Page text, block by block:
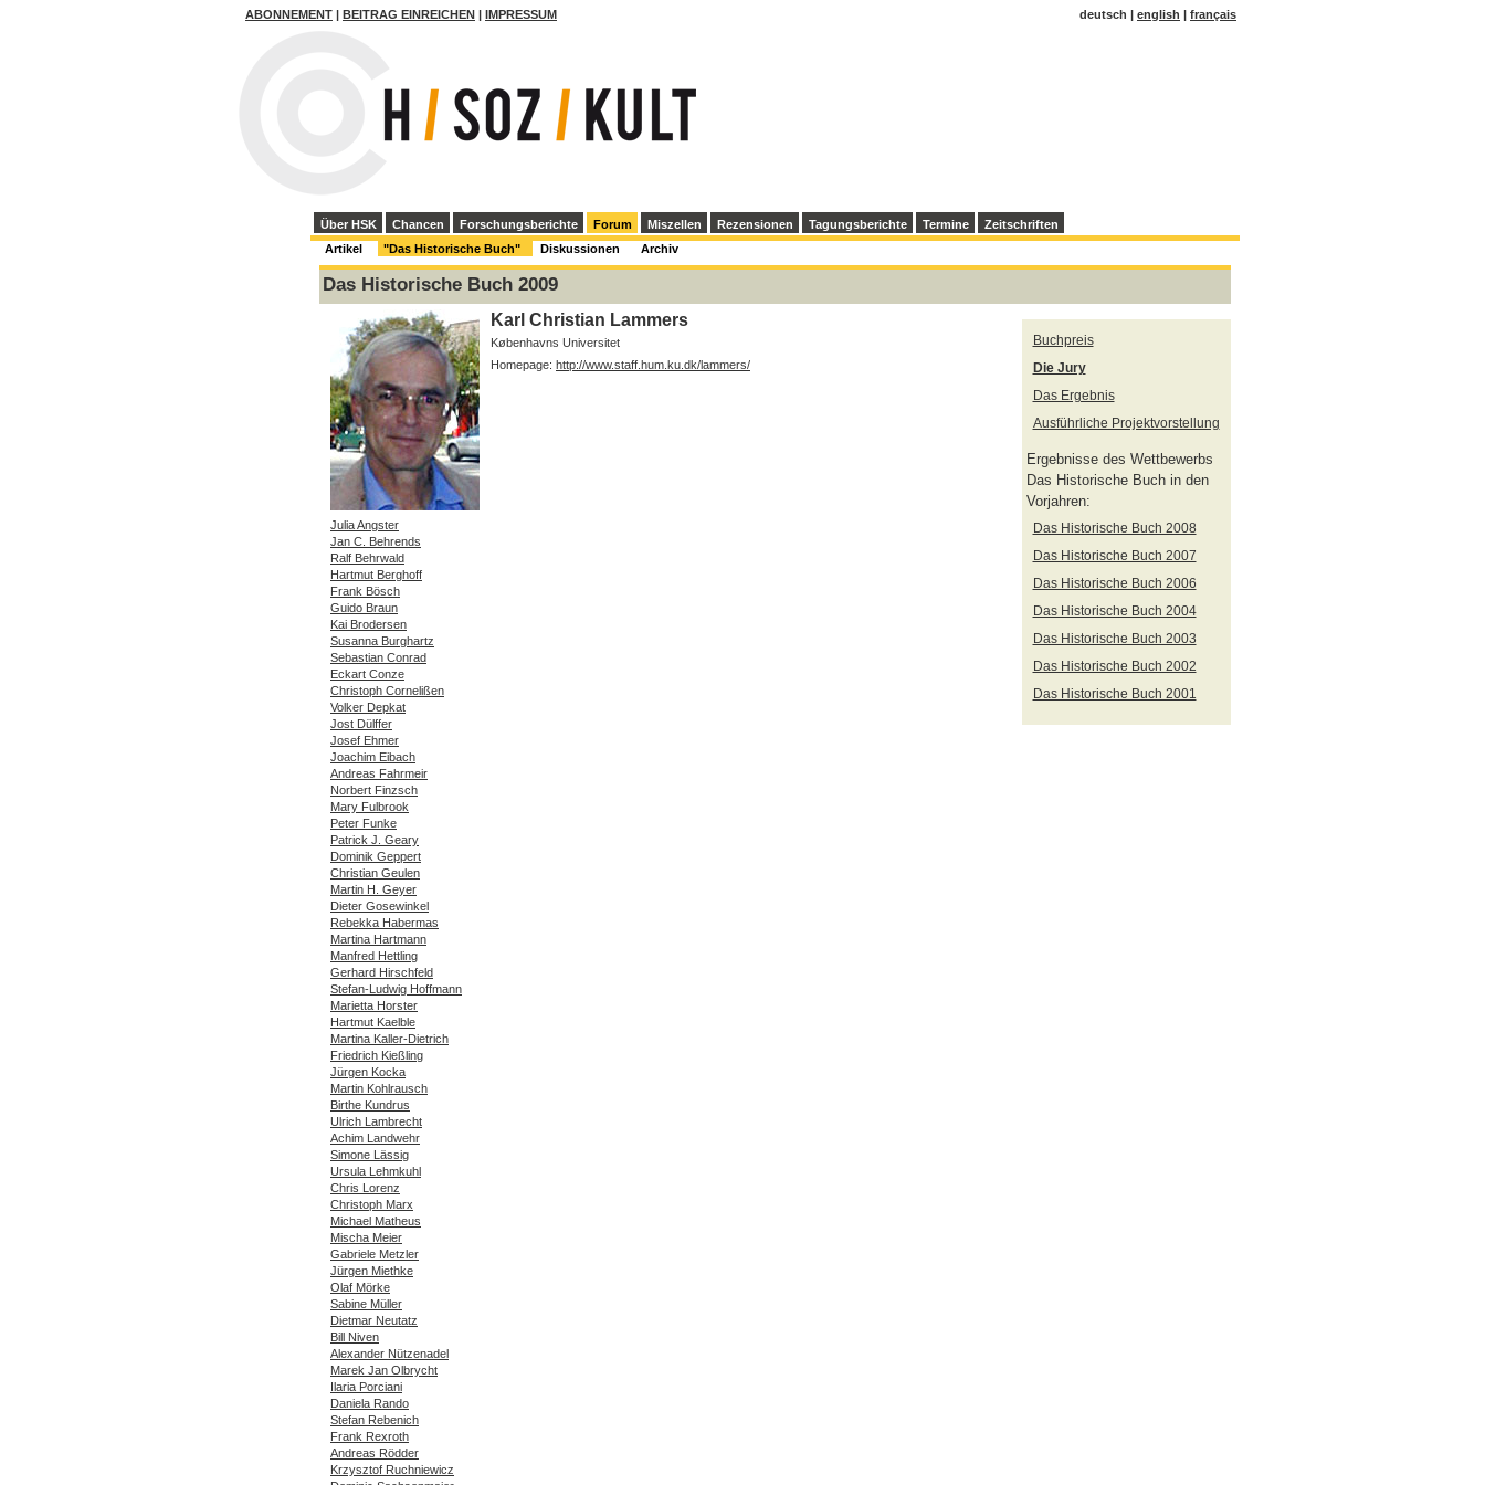
ABONNEMENT BEITRAG EINREICHEN IMPRESSUM deutsch | english français
Über HSK Chancen Forschungsberichte Forum Miszellen Rezensionen Tagungsberichte Termine
Zeitschriften
Artikel
"Das Historische Buch" Diskussionen Archiv
Das Historische Buch 2009
Buchpreis
Die Jury
Das Ergebnis
Ausführliche Projektvorstellung
Ergebnisse des Wettbewerbs
Das Historische Buch in den
Vorjahren:
Das Historische Buch 2008
Das Historische Buch 2007
Das Historische Buch 2006
Das Historische Buch 2004
Das Historische Buch 2003
Das Historische Buch 2002
Das Historische Buch 2001
Julia Angster
Jan C. Behrends
Ralf Behrwald
Hartmut Berghoff
Frank Bösch
Guido Braun
Kai Brodersen
Susanna Burghartz
Sebastian Conrad
Eckart Conze
Christoph Cornelißen
Volker Depkat
Jost Dülffer
Josef Ehmer
Joachim Eibach
Andreas Fahrmeir
Norbert Finzsch
Mary Fulbrook
Peter Funke
Patrick J. Geary
Dominik Geppert
Christian Geulen
Martin H. Geyer
Dieter Gosewinkel
Rebekka Habermas
Martina Hartmann
Manfred Hettling
Gerhard Hirschfeld
Stefan-Ludwig Hoffmann
Marietta Horster
Hartmut Kaelble
Martina Kaller-Dietrich
Friedrich Kießling
Jürgen Kocka
Martin Kohlrausch
Birthe Kundrus
Ulrich Lambrecht
Achim Landwehr
Simone Lässig
Ursula Lehmkuhl
Chris Lorenz
Christoph Marx
Michael Matheus
Mischa Meier
Gabriele Metzler
Jürgen Miethke
Olaf Mörke
Sabine Müller
Dietmar Neutatz
Bill Niven
Alexander Nützenadel
Marek Jan Olbrycht
Ilaria Porciani
Daniela Rando
Stefan Rebenich
Frank Rexroth
Andreas Rödder
Krzysztof Ruchniewicz
Karl Christian Lammers
Københavns Universitet
Homepage: http://www.staff.hum.ku.dk/lammers/